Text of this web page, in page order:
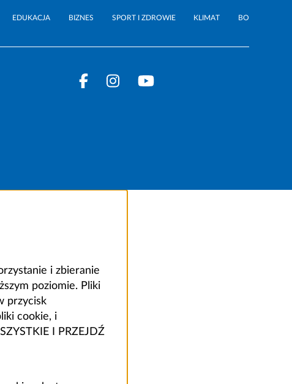
EDUKACJA BIZNES SPORT I ZDROWIE KLIMAT BO
i zbieranie
poziomie. Pliki
przycisk
cookie, i
I PRZEJDŹ